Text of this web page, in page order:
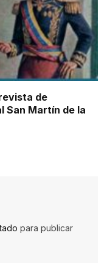
de
San Martín de la
para publicar